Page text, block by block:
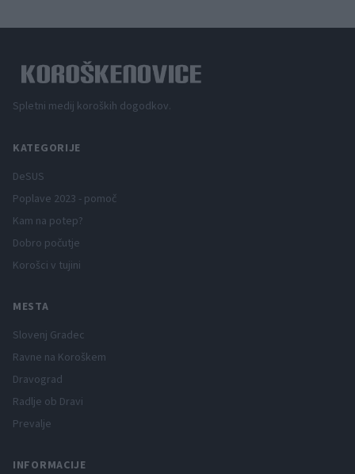
Spletni medij koroških dogodkov.
KATEGORIJE
DeSUS
Poplave 2023 - pomoč
Kam na potep?
Dobro počutje
Korošci v tujini
MESTA
Slovenj Gradec
Ravne na Koroškem
Dravograd
Radlje ob Dravi
Prevalje
INFORMACIJE